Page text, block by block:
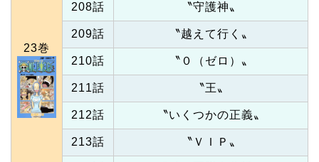
23巻
208話 〝守護神〟
209話 〝越えて行く〟
210話 〝０（ゼロ）〟
211話 〝王〟
212話 〝いくつかの正義〟
213話 〝ＶＩＰ〟